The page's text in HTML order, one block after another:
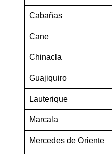
Cabañas
Cane
Chinacla
Guajiquiro
Lauterique
Marcala
Mercedes de Oriente